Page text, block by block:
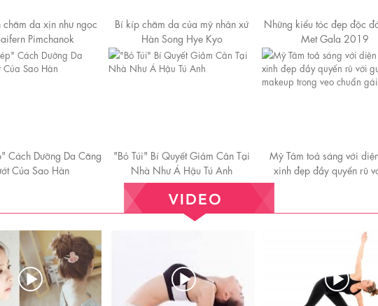
chăm da xịn như ngọc
Pimchanok
Bí kíp chăm da của mỹ nhân xứ
Hàn Song Hye Kyo
Những kiểu tóc đẹp độc
Met Gala 2019
Cách Dưỡng Da Căng
Của Sao Hàn
"Bỏ Túi" Bí Quyết Giảm Cân Tại
Nhà Như Á Hậu Tú Anh
Mỹ Tâm toả sáng với
xinh đẹp đầy quyến rũ
makeup trong veo chuẩn